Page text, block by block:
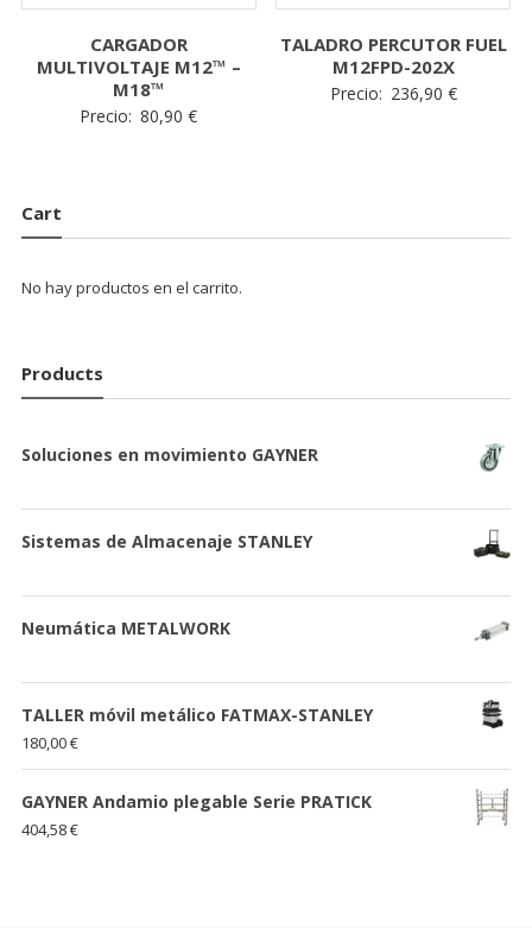
CARGADOR
MULTIVOLTAJE M12™ –
M18™
Precio: 80,90€
TALADRO PERCUTOR FUEL
M12FPD-202X
Precio: 236,90 €
Cart
No hay productos en el carrito.
Products
Soluciones en movimiento GAYNER
Sistemas de Almacenaje STANLEY
Neumática METALWORK
TALLER móvil metálico FATMAX-STANLEY
180,00€
GAYNER Andamio plegable Serie PRATICK
404,58€